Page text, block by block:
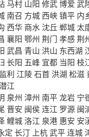
马村 山阳 修武博爱 武
南召 方城 西峡镇平 内
西华 商水 沈丘 郸城 太
襄阳 鄂州 荆门 孝感荆
武昌 青山 洪山 东西湖
长阳 五峰 宜都 当阳 枝
监利 江陵石首 洪湖 松滋
江
泉州 漳州 南平龙岩 宁
晋安 闽侯连江 罗源 闽
鲤城洛江 泉港 惠安 安
定 长汀 上杭武平连城